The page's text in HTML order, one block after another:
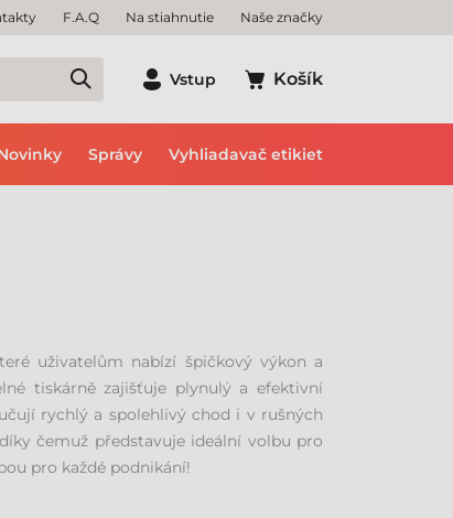
F.A.Q Na stiahnutie Naše značky
Vstup Košík
Správy Vyhliadavač etikiet
uživatelům nabízí špičkový výkon a
tiskárně zajišťuje plynulý a efektivní
rychlý a spolehlivý chod i v rušných
čemuž představuje ideální volbu pro
pro každé podnikání!